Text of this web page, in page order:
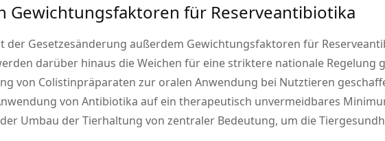
Gewichtungsfaktoren für Reserveantibiotika
der Gesetzesänderung außerdem Gewichtungsfaktoren für
darüber hinaus die Weichen für eine striktere nationale Regelung
von Colistinpräparaten zur oralen Anwendung bei Nutztieren
von Antibiotika auf ein therapeutisch unvermeidbares
Umbau der Tierhaltung von zentraler Bedeutung, um die